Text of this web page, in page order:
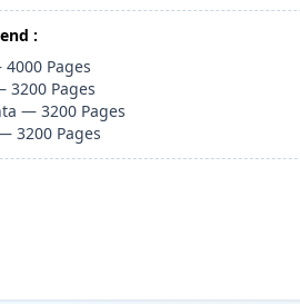
:
4000 Pages
3200 Pages
—3200 Pages
3200 Pages